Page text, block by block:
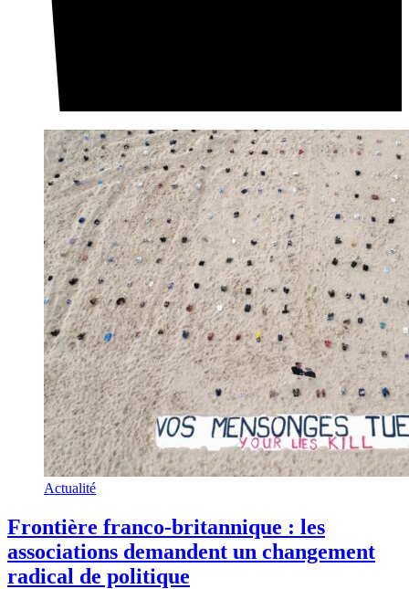
Actualité
Frontière franco-britannique : les
associations demandent un changement
radical de politique